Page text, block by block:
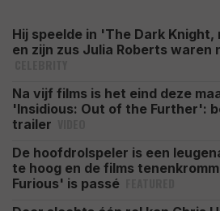
Hij speelde in 'The Dark Knight,
en zijn zus Julia Roberts waren
Na vijf films is het eind deze
'Insidious: Out of the Further':
trailer
De hoofdrolspeler is een
te hoog en de films
Furious' is passé